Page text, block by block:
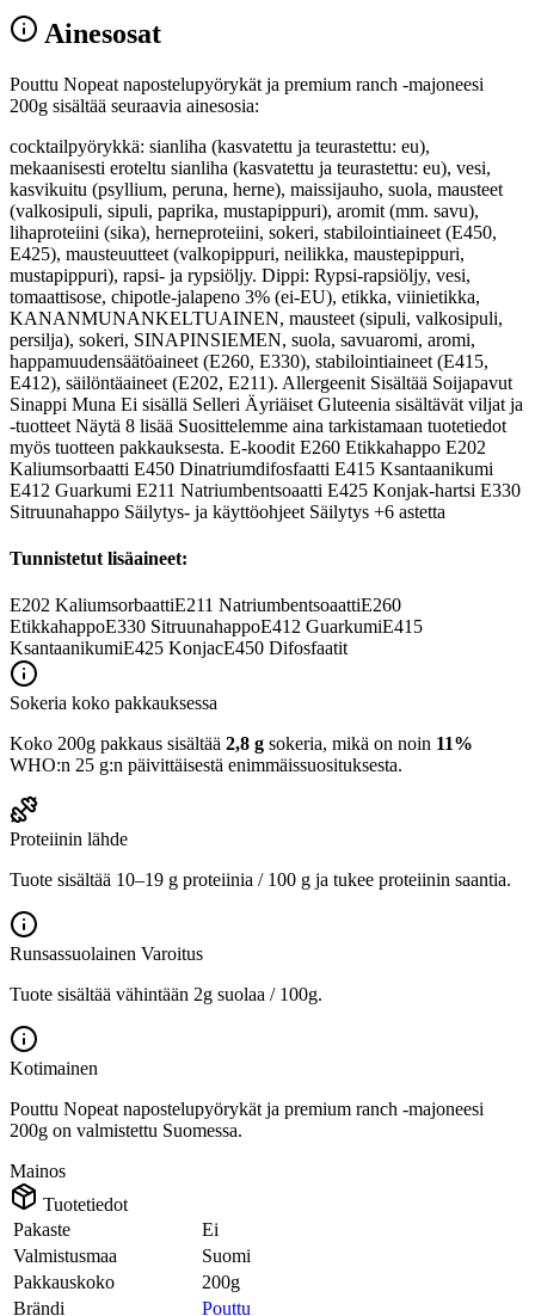
Ainesosat
Pouttu Nopeat napostelupyörykät ja premium ranch -majoneesi
200g sisältää seuraavia ainesosia:
cocktailpyörykkä: sianliha (kasvatettu ja teurastettu: eu),
mekaanisesti eroteltu sianliha (kasvatettu ja teurastettu: eu), vesi,
kasvikuitu (psyllium, peruna, herne), maissijauho, suola, mausteet
(valkosipuli, sipuli, paprika, mustapippuri), aromit (mm. savu),
lihaproteiini (sika), herneproteiini, sokeri, stabilointiaineet (E450,
E425), mausteuutteet (valkopippuri, neilikka, maustepippuri,
mustapippuri), rapsi- ja rypsiöljy. Dippi: Rypsi-rapsiöljy, vesi,
tomaattisose, chipotle-jalapeno 3% (ei-EU), etikka, viinietikka,
KANANMUNANKELTUAINEN, mausteet (sipuli, valkosipuli,
persilja), sokeri, SINAPINSIEMEN, suola, savuaromi, aromi,
happamuudensäätöaineet (E260, E330), stabilointiaineet (E415,
E412), säilöntäaineet (E202, E211). Allergeenit Sisältää Soijapavut
Sinappi Muna Ei sisällä Selleri Äyriäiset Gluteenia sisältävät viljat ja
-tuotteet Näytä 8 lisää Suosittelemme aina tarkistamaan tuotetiedot
myös tuotteen pakkauksesta. E-koodit E260 Etikkahappo E202
Kaliumsorbaatti E450 Dinatriumdifosfaatti E415 Ksantaanikumi
E412 Guarkumi E211 Natriumbentsoaatti E425 Konjak-hartsi E330
Sitruunahappo Säilytys- ja käyttöohjeet Säilytys +6 astetta
Tunnistetut lisäaineet:
E202 KaliumsorbaattiE211 NatriumbentsoaattiE260
EtikkahappoE330 SitruunahappoE412 GuarkumiE415
KsantaanikumiE425 KonjacE450 Difosfaatit
Sokeria koko pakkauksessa
Koko 200g pakkaus sisältää 2,8 g sokeria, mikä on noin 11%
WHO:n 25 g:n päivittäisestä enimmäissuosituksesta.
Proteiinin lähde
Tuote sisältää 10–19 g proteiinia / 100 g ja tukee proteiinin saantia.
Runsassuolainen Varoitus
Tuote sisältää vähintään 2g suolaa / 100g.
Kotimainen
Pouttu Nopeat napostelupyörykät ja premium ranch -majoneesi
200g on valmistettu Suomessa.
Mainos
Tuotetiedot
Pakaste
Ei
Valmistusmaa
Suomi
Pakkauskoko
200g
Brändi
Pouttu